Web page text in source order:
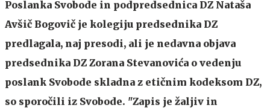
Poslanka Svobode in podpredsednica DZ Nataša
Avšič Bogovič je kolegiju predsednika DZ
predlagala, naj presodi, ali je nedavna objava
predsednika DZ Zorana Stevanovića o vedenju
poslank Svobode skladna z etičnim kodeksom DZ,
so sporočili iz Svobode. "Zapis je žaljiv in